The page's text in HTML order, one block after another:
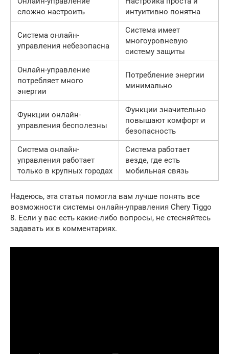
сложно настроить
интуитивно понятна
Система онлайн-
управления небезопасна
Система имеет
многоуровневую
систему защиты
Онлайн-управление
потребляет много
энергии
Потребление энергии
минимально
Функции онлайн-
управления бесполезны
Функции значительно
повышают комфорт и
безопасность
Система онлайн-
управления работает
только в крупных городах
Система работает
везде, где есть
мобильная связь
Надеюсь, эта статья помогла вам лучше понять все
возможности системы онлайн-управления Chery Tiggo
8. Если у вас есть какие-либо вопросы, не стесняйтесь
задавать их в комментариях.